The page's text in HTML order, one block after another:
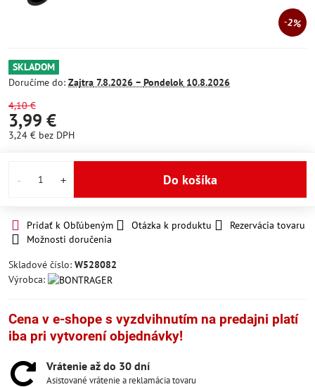
2%
SKLADOM
Doručíme do: Zajtra 7.8.2026 − Pondelok 10.8.2026
4,10 €
3,99 €
3,24 € bez DPH
Do košíka
Pridať k Obľúbeným Otázka k produktu
Rezervácia tovaru
Možnosti doručenia
Skladové číslo: W528082
Výrobca:
Cena v e-shope s vyzdvihnutím na predajni platí
iba pri vytvorení objednávky!
Vrátenie až do 30 dní
Asistované vrátenie a reklamácia tovaru